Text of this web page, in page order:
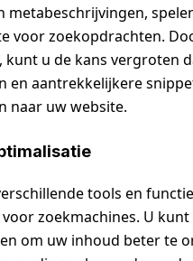
metabeschrijvingen,
voor zoekopdrachten.
u de kans vergroten
en aantrekkelijkere
naar uw website.
tools en
zoekmachines. U
om uw inhoud beter te